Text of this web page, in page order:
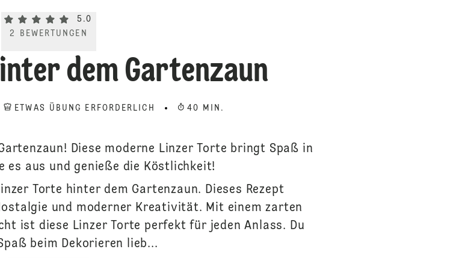
Current rating 5.0. Click to rate.
5.0
2
BEWERTUNGEN
dem Gartenzaun
ETWAS ÜBUNG ERFORDERLICH 40 MIN.
Diese moderne Linzer Torte bringt Spaß in
es aus und genieße die Köstlichkeit!
Torte hinter dem Gartenzaun. Dieses Rezept
und moderner Kreativität. Mit einem zarten
ist diese Linzer Torte perfekt für jeden Anlass. Du
beim Dekorieren lieb...